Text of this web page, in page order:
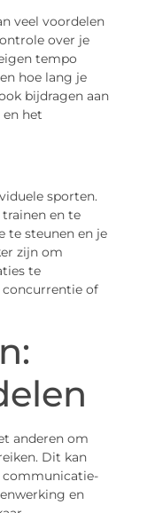
veel voordelen
over je
tempo
hoe lang je
bijdragen aan
het
sporten.
en te
te steunen en je
zijn om
te
of
anderen om
Dit kan
communicatie-
en